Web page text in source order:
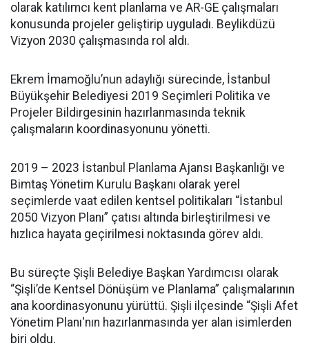
olarak katılımcı kent planlama ve AR-GE çalışmaları
konusunda projeler geliştirip uyguladı. Beylikdüzü
Vizyon 2030 çalışmasında rol aldı.
Ekrem İmamoğlu’nun adaylığı sürecinde, İstanbul
Büyükşehir Belediyesi 2019 Seçimleri Politika ve
Projeler Bildirgesinin hazırlanmasında teknik
çalışmaların koordinasyonunu yönetti.
2019 – 2023 İstanbul Planlama Ajansı Başkanlığı ve
Bimtaş Yönetim Kurulu Başkanı olarak yerel
seçimlerde vaat edilen kentsel politikaları “İstanbul
2050 Vizyon Planı” çatısı altında birleştirilmesi ve
hızlıca hayata geçirilmesi noktasında görev aldı.
Bu süreçte Şişli Belediye Başkan Yardımcısı olarak
“Şişli’de Kentsel Dönüşüm ve Planlama” çalışmalarının
ana koordinasyonunu yürüttü. Şişli ilçesinde “Şişli Afet
Yönetim Planı'nın hazırlanmasında yer alan isimlerden
biri oldu.